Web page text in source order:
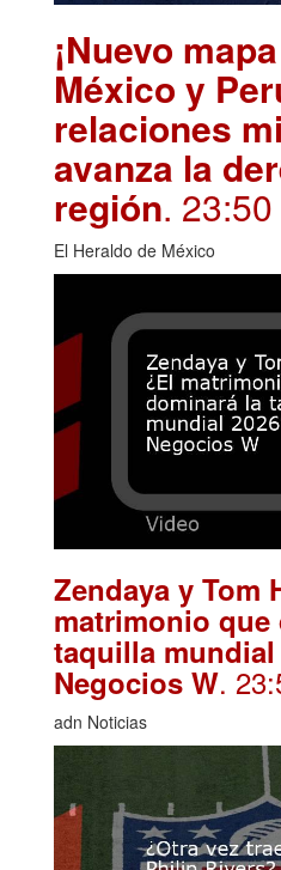
¡Nuevo
México y
relaciones
avanza la
región. 23:50
El Heraldo de México
Zendaya y Tom
matrimonio que
taquilla mundial
Negocios W.
adn Noticias